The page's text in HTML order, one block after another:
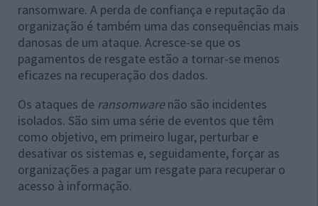
ransomware. A perda de confiança e reputação da
organização é também uma das consequências mais
danosas de um ataque. Acresce-se que os
pagamentos de resgate estão a tornar-se menos
eficazes na recuperação dos dados.
Os ataques de ransomwarenão são incidentes
isolados. São sim uma série de eventos que têm
como objetivo, em primeiro lugar, perturbar e
desativar os sistemas e, seguidamente, forçar as
organizações a pagar um resgate para recuperar o
acesso à informação.